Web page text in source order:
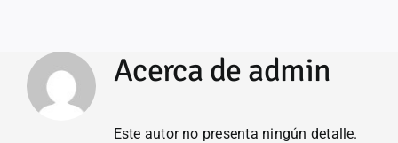
Blog InmobiliarioAcerca de admin
Este autor no presenta ningún detalle.